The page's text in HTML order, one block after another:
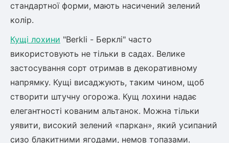
стандартної форми, мають насичений зелений
колір.
Кущі лохини "Berkli - Берклі" часто
використовують не тільки в садах. Велике
застосування сорт отримав в декоративному
напрямку. Кущі висаджують, таким чином, щоб
створити штучну огорожа. Кущ лохини надає
елегантності кованим альтанок. Можна тільки
уявити, високий зелений «паркан», який усипаний
сизо блакитними ягодами, немов топазами.